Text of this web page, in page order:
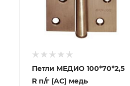
Петли МЕДИО 100*70*2,5
R п/г (AC) медь